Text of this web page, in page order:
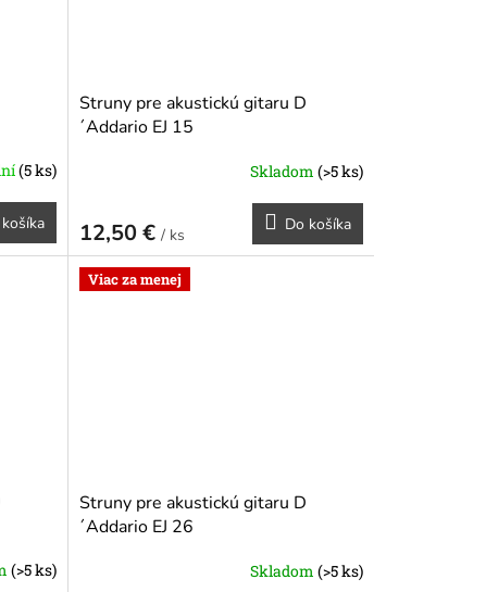
(5 ks)
Struny pre akustickú gitaru D
´Addario EJ 15
Skladom (>5 ks)
12,50 € / ks
Do košíka
(>5 ks)
Viac za menej
Struny pre akustickú gitaru D
´Addario EJ 26
Skladom (>5 ks)